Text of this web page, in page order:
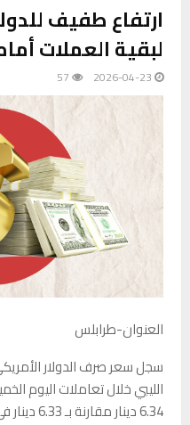
ارتفاع طفيف
لبقية العملات
2026-04-23
57
العنوان-طرابلس
سجل سعر صرف الدولار
الليبي خلال تعاملات اليوم
6.34 دينار مقارنة بـ 6.33 دينار في تداولات يوم الأربعاء.